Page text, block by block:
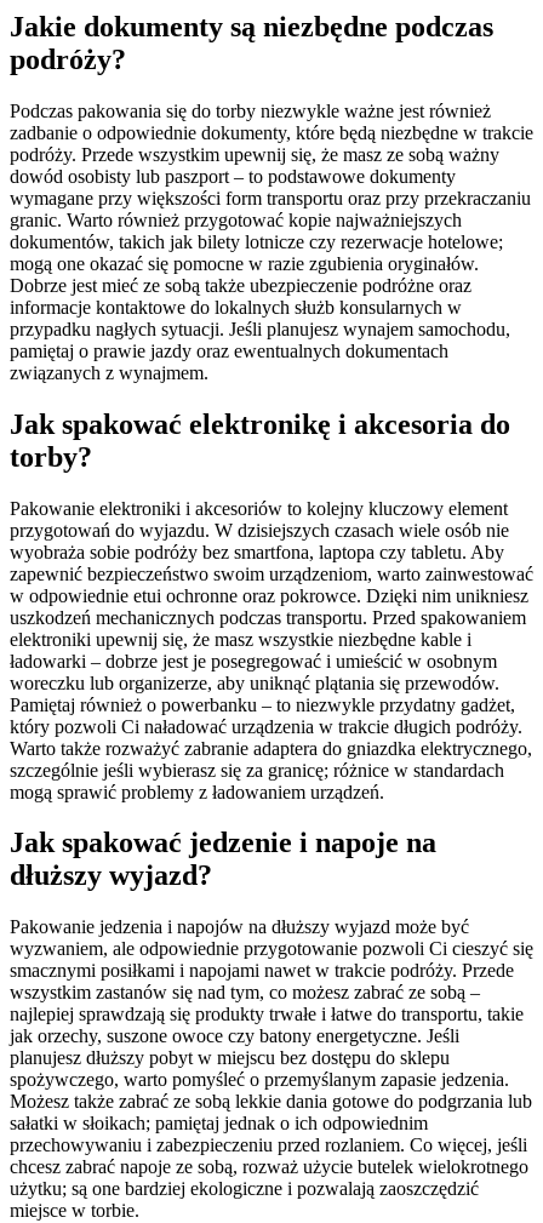
Jakie dokumenty są niezbędne podczas
podróży?
Podczas pakowania się do torby niezwykle ważne jest również
zadbanie o odpowiednie dokumenty, które będą niezbędne w trakcie
podróży. Przede wszystkim upewnij się, że masz ze sobą ważny
dowód osobisty lub paszport – to podstawowe dokumenty
wymagane przy większości form transportu oraz przy przekraczaniu
granic. Warto również przygotować kopie najważniejszych
dokumentów, takich jak bilety lotnicze czy rezerwacje hotelowe;
mogą one okazać się pomocne w razie zgubienia oryginałów.
Dobrze jest mieć ze sobą także ubezpieczenie podróżne oraz
informacje kontaktowe do lokalnych służb konsularnych w
przypadku nagłych sytuacji. Jeśli planujesz wynajem samochodu,
pamiętaj o prawie jazdy oraz ewentualnych dokumentach
związanych z wynajmem.
Jak spakować elektronikę i akcesoria do
torby?
Pakowanie elektroniki i akcesoriów to kolejny kluczowy element
przygotowań do wyjazdu. W dzisiejszych czasach wiele osób nie
wyobraża sobie podróży bez smartfona, laptopa czy tabletu. Aby
zapewnić bezpieczeństwo swoim urządzeniom, warto zainwestować
w odpowiednie etui ochronne oraz pokrowce. Dzięki nim unikniesz
uszkodzeń mechanicznych podczas transportu. Przed spakowaniem
elektroniki upewnij się, że masz wszystkie niezbędne kable i
ładowarki – dobrze jest je posegregować i umieścić w osobnym
woreczku lub organizerze, aby uniknąć plątania się przewodów.
Pamiętaj również o powerbanku – to niezwykle przydatny gadżet,
który pozwoli Ci naładować urządzenia w trakcie długich podróży.
Warto także rozważyć zabranie adaptera do gniazdka elektrycznego,
szczególnie jeśli wybierasz się za granicę; różnice w standardach
mogą sprawić problemy z ładowaniem urządzeń.
Jak spakować jedzenie i napoje na
dłuższy wyjazd?
Pakowanie jedzenia i napojów na dłuższy wyjazd może być
wyzwaniem, ale odpowiednie przygotowanie pozwoli Ci cieszyć się
smacznymi posiłkami i napojami nawet w trakcie podróży. Przede
wszystkim zastanów się nad tym, co możesz zabrać ze sobą –
najlepiej sprawdzają się produkty trwałe i łatwe do transportu, takie
jak orzechy, suszone owoce czy batony energetyczne. Jeśli
planujesz dłuższy pobyt w miejscu bez dostępu do sklepu
spożywczego, warto pomyśleć o przemyślanym zapasie jedzenia.
Możesz także zabrać ze sobą lekkie dania gotowe do podgrzania lub
sałatki w słoikach; pamiętaj jednak o ich odpowiednim
przechowywaniu i zabezpieczeniu przed rozlaniem. Co więcej, jeśli
chcesz zabrać napoje ze sobą, rozważ użycie butelek wielokrotnego
użytku; są one bardziej ekologiczne i pozwalają zaoszczędzić
miejsce w torbie.